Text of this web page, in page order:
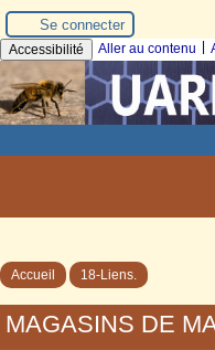
Se connecter
Accessibilité Aller au contenu
Accueil 18-Liens.
MAGASINS DE